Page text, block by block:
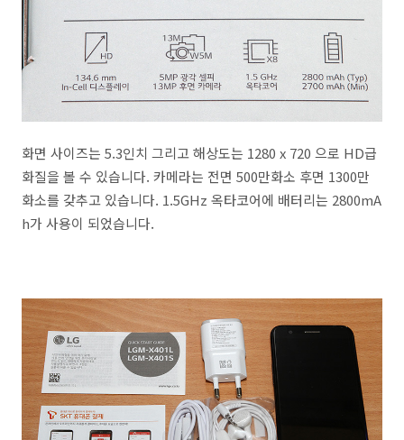
화면 사이즈는 5.3인치 그리고 해상도는 1280 x 720 으로 HD급
화질을 볼 수 있습니다. 카메라는 전면 500만화소 후면 1300만
화소를 갖추고 있습니다. 1.5GHz 옥타코어에 배터리는 2800mA
h가 사용이 되었습니다.